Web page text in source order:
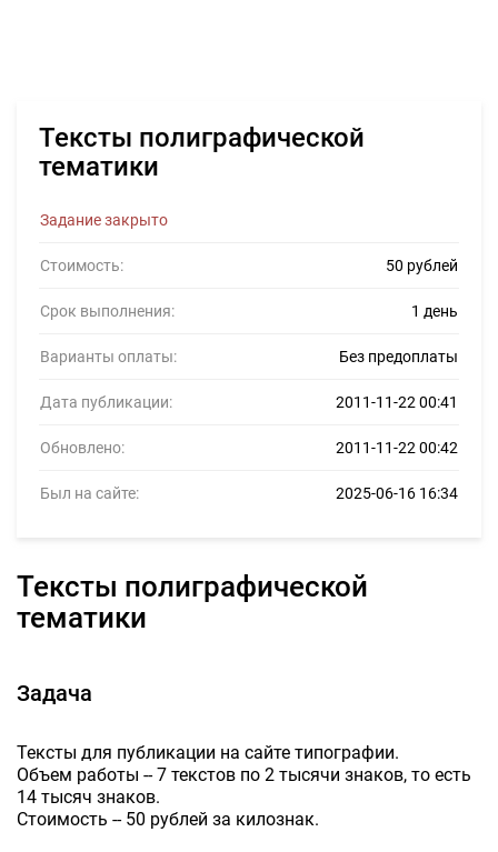
Тексты полиграфической
тематики
Задание закрыто
Стоимость: 50 рублей
Срок выполнения: 1 день
Варианты оплаты: Без предоплаты
Дата публикации: 2011-11-22 00:41
Обновлено: 2011-11-22 00:42
Был на сайте: 2025-06-16 16:34
Тексты полиграфической
тематики
Задача
Тексты для публикации на сайте типографии.
Объем работы -- 7 текстов по 2 тысячи знаков, то есть
14 тысяч знаков.
Стоимость -- 50 рублей за килознак.